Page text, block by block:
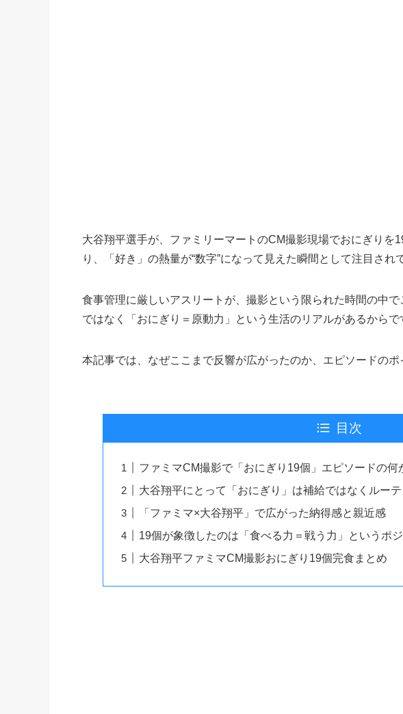
大谷翔平選手が、ファミリーマートのCM撮影現場でおにぎり
り、「好き」の熱量が“数字”になって見えた瞬間として注目され
食事管理に厳しいアスリートが、撮影という限られた時間の中
ではなく「おにぎり＝原動力」という生活のリアルがあるからで
本記事では、なぜここまで反響が広がったのか、エピソードのポ
目次
ファミマCM撮影で「おにぎり19個」エピソードの何
大谷翔平にとって「おにぎり」は補給ではなくルー
「ファミマ×大谷翔平」で広がった納得感と親近感
19個が象徴したのは「食べる力＝戦う力」というポ
大谷翔平ファミマCM撮影おにぎり19個完食まとめ